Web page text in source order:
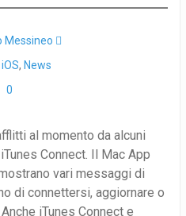
Messineo 
iOS, News
0
al momento da alcuni
Connect. Il Mac App
vari messaggi di
di connettersi, aggiornare o
iTunes Connect e